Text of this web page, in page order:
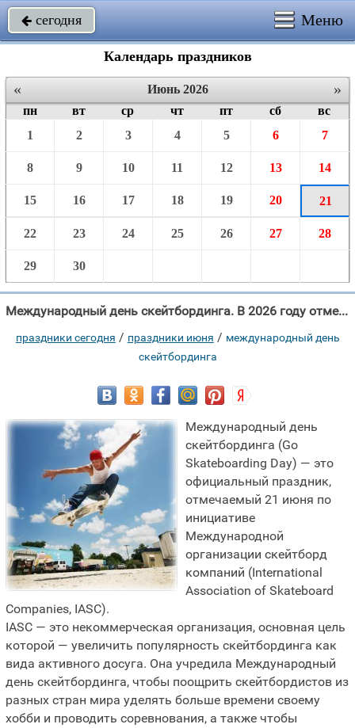
 сегодня Меню
Календарь праздников
« »
Июнь 2026
пн
вт ср чт пт сб
вс
1
2 3 4 5 6 7
8 9 10 11 12 13 14
15 16 17 18 19 20 21
22 23 24 25 26 27 28
29 30
Международный день скейтбординга. В 2026 году отмечают 21 Июня.
праздники сегодня / праздники июня / международный день
скейтбординга
Международный день
скейтбординга (Go
Skateboarding Day) — это
официальный праздник,
отмечаемый 21 июня по
инициативе
Международной
организации скейтборд
компаний (International
Association of Skateboard
Companies, IASC).
IASC — это некоммерческая организация, основная цель
которой — увеличить популярность скейтбординга как
вида активного досуга. Она учредила Международный
день скейтбординга, чтобы поощрить скейтбордистов из
разных стран мира уделять больше времени своему
хобби и проводить соревнования, а также чтобы